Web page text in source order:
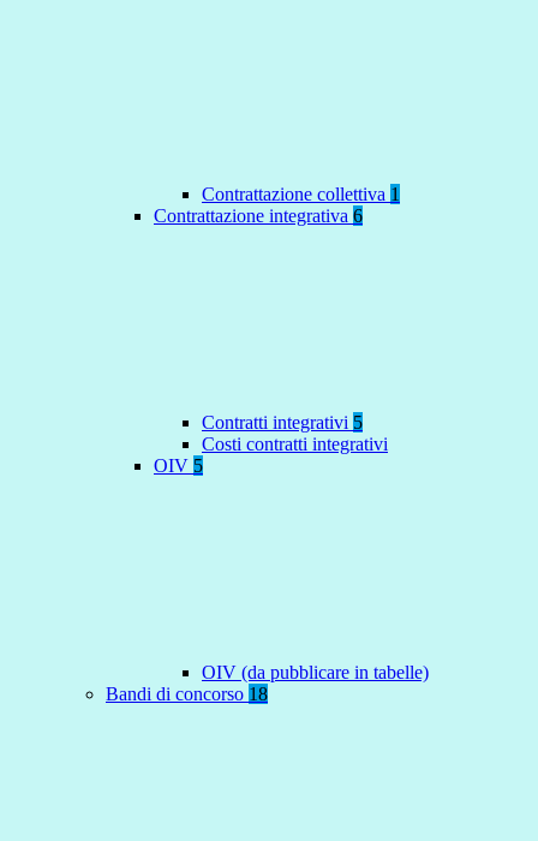
Contrattazione collettiva 1
Contrattazione integrativa 6
Contratti integrativi 5
Costi contratti integrativi
OIV 5
OIV (da pubblicare in tabelle)
Bandi di concorso 18